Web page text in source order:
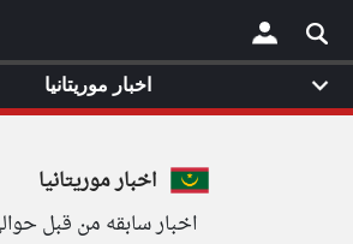
×
اخبار موريتانيا
اخبار سابقه من قبل حوالي ١٢
اخبار موريتانيا